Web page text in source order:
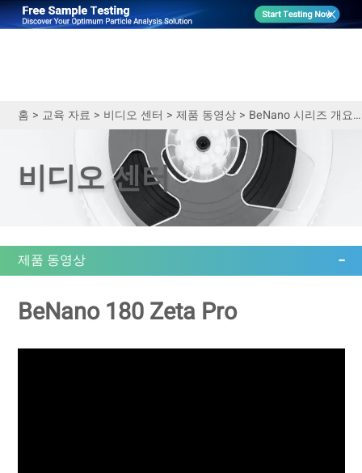
홈 > 교육 자료 > 비디오 센터 > 제품 동영상> BeNano 시리즈 개요 | 나노 입자 크기 및 제타 전위 분석기
비디오 센터
제품 동영상
BeNano 180 Zeta Pro